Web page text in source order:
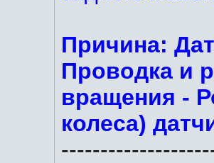
Причина:
Проводка и
вращения -
колеса)